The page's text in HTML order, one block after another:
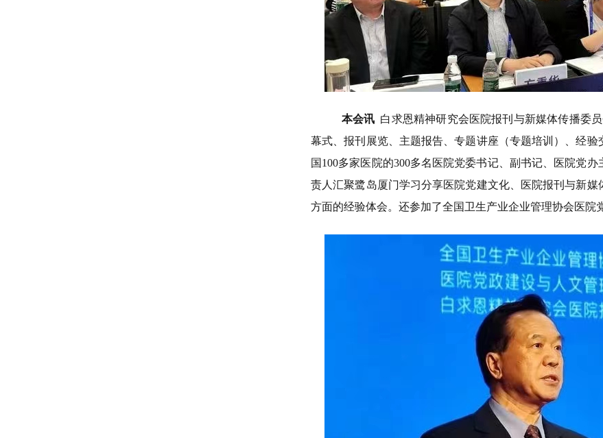
本会讯 白求恩精神研究会医院报刊与新媒体传播委
幕式、报刊展览、主题报告、专题讲座（专题培训）、经
国100多家医院的300多名医院党委书记、副书记、医院党
责人汇聚鹭岛厦门学习分享医院党建文化、医院报刊与新
方面的经验体会。还参加了全国卫生产业企业管理协会医院